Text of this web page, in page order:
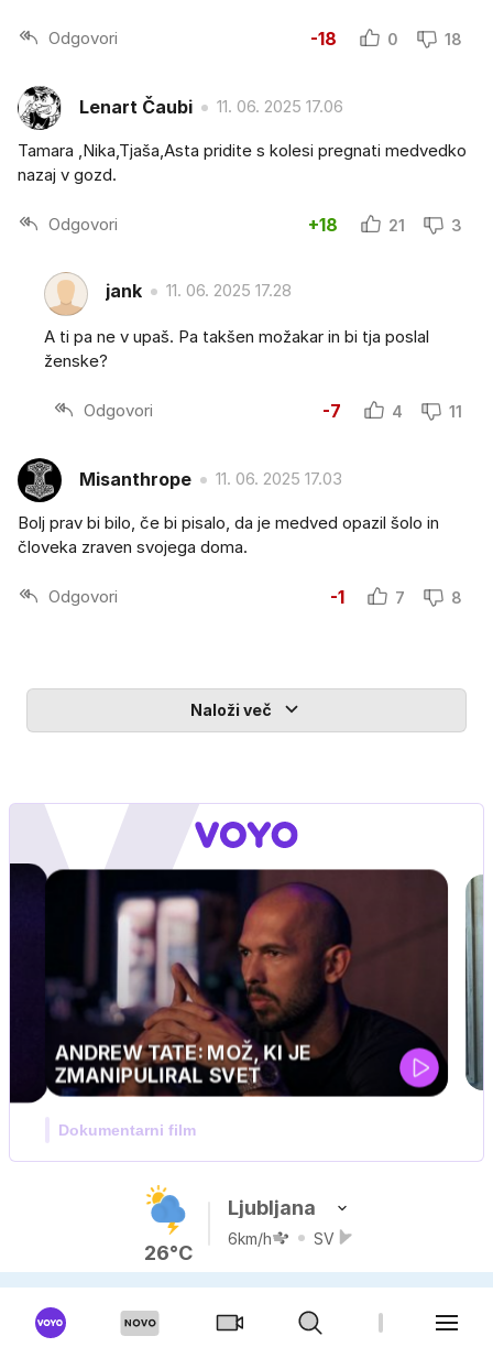
Odgovori -18 0 18
Lenart Čaubi 11. 06. 2025 17.06
Tamara ,Nika,Tjaša,Asta pridite s kolesi pregnati medvedko
nazaj v gozd.
Odgovori +18 21 3
jank 11. 06. 2025 17.28
A ti pa ne v upaš. Pa takšen možakar in bi tja poslal
ženske?
Odgovori -7 4 11
Misanthrope 11. 06. 2025 17.03
Bolj prav bi bilo, če bi pisalo, da je medved opazil šolo in
človeka zraven svojega doma.
Odgovori -1 7 8
Naloži več
KI JE
26°C
Ljubljana
6km/h SV